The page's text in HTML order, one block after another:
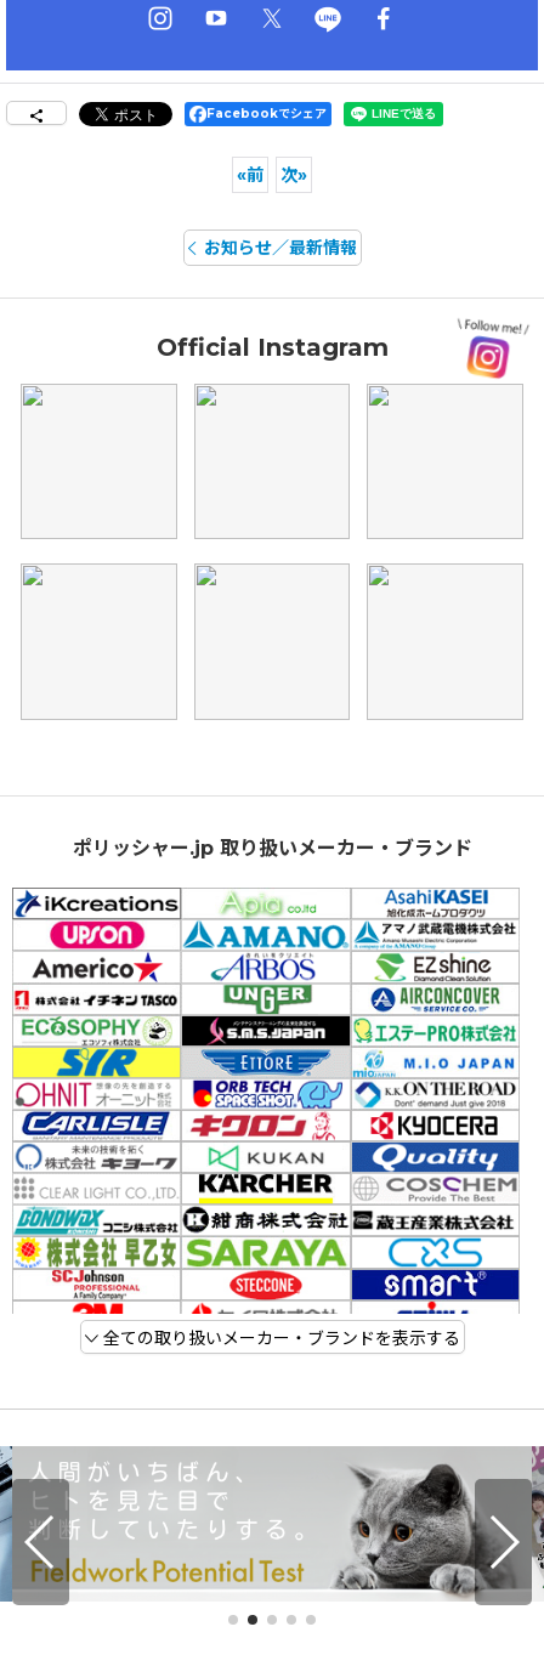
Facebookでシェア
«前 次»
お知らせ／最新情報
Official Instagram
ポリッシャー.jp 取り扱いメーカー・ブランド
全ての取り扱いメーカー・ブランドを表示する